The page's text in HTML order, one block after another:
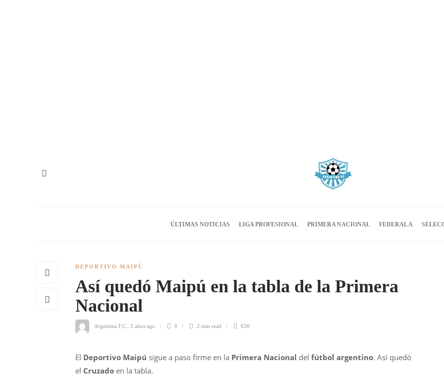
ÚLTIMAS NOTICIAS LIGA PROFESIONAL PRIMERA NACIONAL FEDERAL A
DEPORTIVO MAIPÚ
Así quedó Maipú en la tabla de la Primera
Nacional
Argentina F.C. 3 años ago 0 2 min read 620
El Deportivo Maipú sigue a paso firme en la Primera Nacional del fútbol argentino. Así quedó
el Cruzado en la tabla.